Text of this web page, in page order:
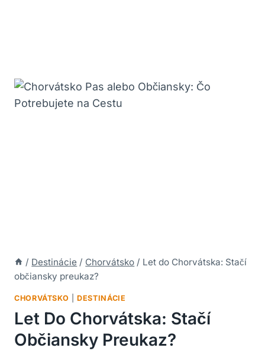
/ Destinácie / Chorvátsko / Let do Chorvátska: Stačí
občiansky preukaz?
CHORVÁTSKO |DESTINÁCIE
Let Do Chorvátska: Stačí
Občiansky Preukaz?